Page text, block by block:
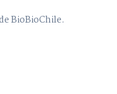
BioBioChile.